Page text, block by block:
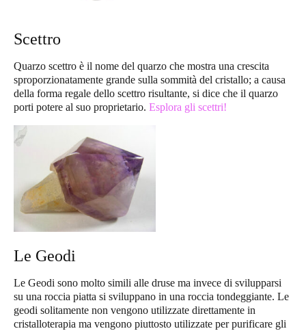
Scettro
Quarzo scettro è il nome del quarzo che mostra una crescita
sproporzionatamente grande sulla sommità del cristallo; a causa
della forma regale dello scettro risultante, si dice che il quarzo
porti potere al suo proprietario. Esplora gli scettri!
Le Geodi
Le Geodi sono molto simili alle druse ma invece di svilupparsi
su una roccia piatta si sviluppano in una roccia tondeggiante. Le
geodi solitamente non vengono utilizzate direttamente in
cristalloterapia ma vengono piuttosto utilizzate per purificare gli